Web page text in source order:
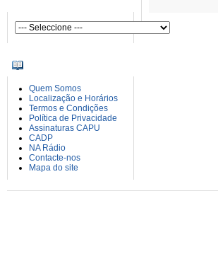
Quem Somos
Localização e Horários
Termos e Condições
Política de Privacidade
Assinaturas CAPU
CADP
NA Rádio
Contacte-nos
Mapa do site